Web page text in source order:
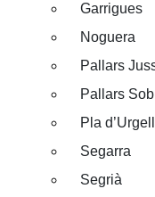
Garrigues
Noguera
Pallars
Pallars
Pla d’Urgell
Segarra
Segrià